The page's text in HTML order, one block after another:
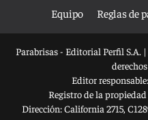
Equipo
Reglas de
Parabrisas - Editorial Perfil S.A.
Editor
Registro de la
Dirección:California 2715,